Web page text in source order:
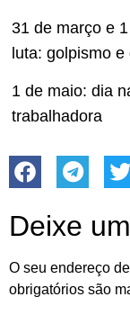
31 de março e
luta: golpismo
1 de maio: dia
trabalhadora
Deixe
O seu endereço
obrigatórios são